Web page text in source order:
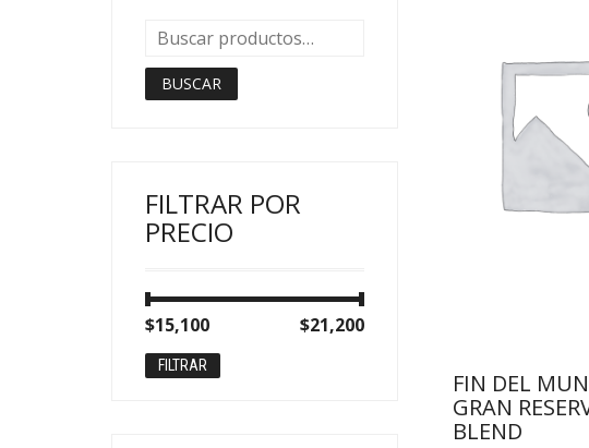
FIN DEL
GRAN
BLEND
BUSCAR
FILTRAR POR
PRECIO
Precio
mínimo
Precio
máximo
FILTRAR
$15,100 $21,200